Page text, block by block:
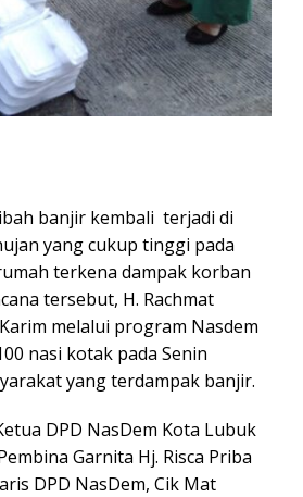
banjir kembali terjadi di
yang cukup tinggi pada
terkena dampak korban
tersebut, H. Rachmat
melalui program Nasdem
nasi kotak pada Senin
yang terdampak banjir.
DPD NasDem Kota Lubuk
Garnita Hj. Risca Priba
DPD NasDem, Cik Mat